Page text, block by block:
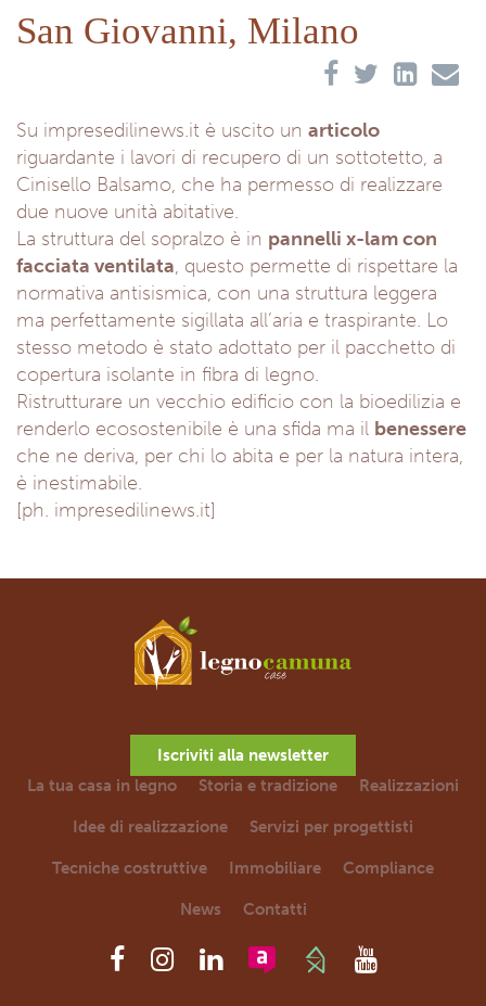
San Giovanni, Milano
Su impresedilinews.it è uscito un articolo
riguardante i lavori di recupero di un sottotetto, a
Cinisello Balsamo, che ha permesso di realizzare
due nuove unità abitative.
La struttura del sopralzo è in pannelli x-lam con
facciata ventilata, questo permette di rispettare la
normativa antisismica, con una struttura leggera
ma perfettamente sigillata all’aria e traspirante. Lo
stesso metodo è stato adottato per il pacchetto di
copertura isolante in fibra di legno.
Ristrutturare un vecchio edificio con la bioedilizia e
renderlo ecosostenibile è una sfida ma il benessere
che ne deriva, per chi lo abita e per la natura intera,
è inestimabile.
[ph. impresedilinews.it]
Iscriviti alla newsletter
La tua casa in legno
Storia e tradizione Realizzazioni
Idee di realizzazione Servizi per progettisti
Tecniche costruttive Immobiliare Compliance
News Contatti